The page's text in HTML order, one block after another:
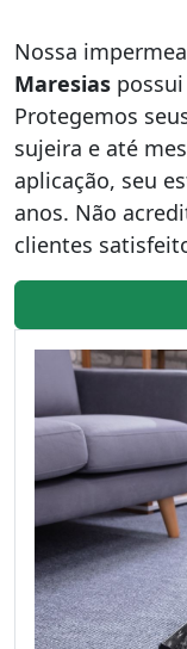
Nossa
Maresias
Protegemos
sujeira e até
aplicação, seu
anos. Não
clientes